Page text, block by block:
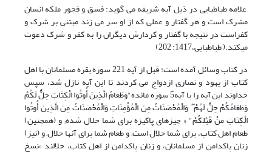
علامه طباطبایی در ذیل آیه شریفه می گوید: فسق و فجور ملکه انسان
مشرک است و هر گفتار و عملی که از او سر می زند مبتنی بر شرک و
کفراست در نتیجه با گفتار و کردارش دیگران را به کفر و شرک دعوت
میکند.(طباطبایی،1417: 202)
در کتاب وسائل آمده است: قبل از آیه 221 سوره بقره مسلمانان با اهل
کتاب از یهود و نصاری ازدواج می کردند تا این آیه نازل شد، سپس
خداوند این آیه را با آیه5 سوره مائده"وَطَعَامُ الَّذِینَ أُوتُوا الْکِتَابَ حِلٌّ لَکُمْ
وَطَعَامُکُمْ حِلٌّ لَهُمْ ۖ وَالْمُحْصَنَاتُ مِنَ الْمُؤْمِنَاتِ وَالْمُحْصَنَاتُ مِنَ الَّذِینَ أُوتُوا
الْکِتَابَ مِنْ قَبْلِکُمْ" « چیزهاى پاکیزه براى شما حلال شده; و (همچنین)
طعام اهل کتاب، براى شما حلال است; و طعام شما براى آنها حلال; و (نیز)
زنان پاکدامن از مسلمانان، و زنان پاکدامن از اهل کتاب، حلالند »نسخ